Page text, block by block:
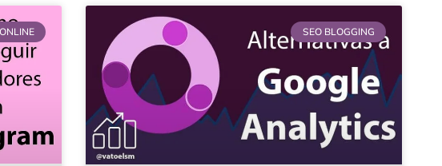
SEO BLOGGING